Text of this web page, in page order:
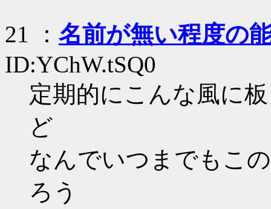
21 ： 名前が無い程度の
ID:YChW.tSQ0
定期的にこんな風に
ど
なんでいつまでもこ
ろう